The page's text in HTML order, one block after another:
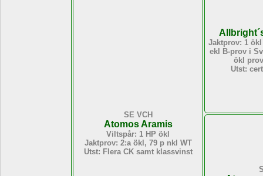
SE VCH
Atomos Aramis
Viltspår: 1 HP ökl
Jaktprov: 2:a ökl, 79 p nkl WT
Utst: Flera CK samt klassvinst
Jaktprov: 1
ekl B-prov i
ökl
Utst: